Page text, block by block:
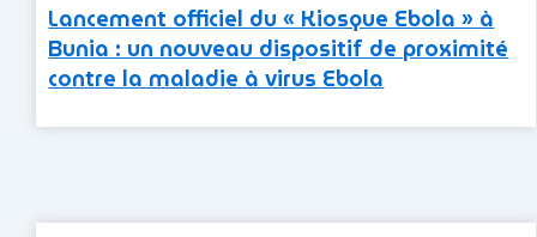
Lancement officiel du « Kiosque Ebola » à
Bunia : un nouveau dispositif de proximité
contre la maladie à virus Ebola